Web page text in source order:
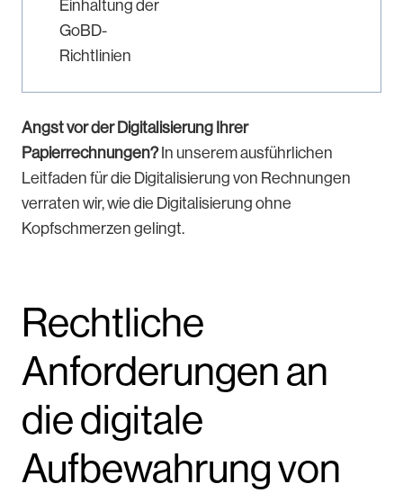
Einhaltung der
GoBD-
Richtlinien
Angst vor der Digitalisierung Ihrer
Papierrechnungen? In unserem ausführlichen
Leitfaden für die Digitalisierung von Rechnungen
verraten wir, wie die Digitalisierung ohne
Kopfschmerzen gelingt.
Rechtliche
Anforderungen an
die digitale
Aufbewahrung von